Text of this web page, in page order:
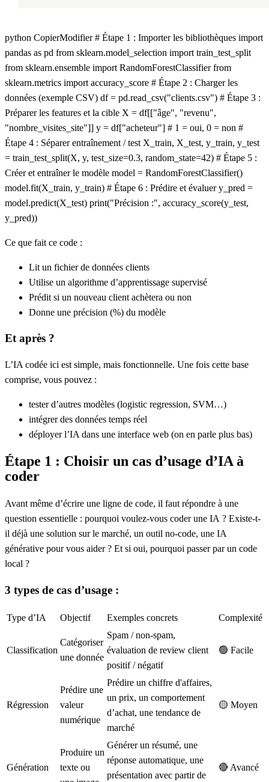
python CopierModifier # Étape 1 : Importer les bibliothèques import
pandas as pd from sklearn.model_selection import train_test_split
from sklearn.ensemble import RandomForestClassifier from
sklearn.metrics import accuracy_score # Étape 2 : Charger les
données (exemple CSV) df = pd.read_csv("clients.csv") # Étape 3 :
Préparer les features et la cible X = df[["âge", "revenu",
"nombre_visites_site"]] y = df["acheteur"] # 1 = oui, 0 = non #
Étape 4 : Séparer entraînement / test X_train, X_test, y_train, y_test
= train_test_split(X, y, test_size=0.3, random_state=42) # Étape 5 :
Créer et entraîner le modèle model = RandomForestClassifier()
model.fit(X_train, y_train) # Étape 6 : Prédire et évaluer y_pred =
model.predict(X_test) print("Précision :", accuracy_score(y_test,
y_pred))
Ce que fait ce code :
Lit un fichier de données clients
Utilise un algorithme d’apprentissage supervisé
Prédit si un nouveau client achètera ou non
Donne une précision (%) du modèle
Et après ?
L’IA codée ici est simple, mais fonctionnelle. Une fois cette base
comprise, vous pouvez :
tester d’autres modèles (logistic regression, SVM…)
intégrer des données temps réel
déployer l’IA dans une interface web (on en parle plus bas)
Étape 1 : Choisir un cas d’usage d’IA à
coder
Avant même d’écrire une ligne de code, il faut répondre à une
question essentielle : pourquoi voulez-vous coder une IA ? Existe-t-
il déjà une solution sur le marché, un outil no-code, une IA
générative pour vous aider ? Et si oui, pourquoi passer par un code
local ?
3 types de cas d’usage :
Type d’IA Objectif Exemples concrets Complexité
Classification
Catégoriser
une donnée
Spam / non-spam,
évaluation de review client
positif / négatif
🟢 Facile
Régression
Prédire une
valeur
numérique
Prédire un chiffre d'affaires,
un prix, un comportement
d’achat, une tendance de
marché
🟡 Moyen
Génération
Produire un
texte ou
Générer un résumé, une
réponse automatique, une
présentation avec partir de
🔴 Avancé